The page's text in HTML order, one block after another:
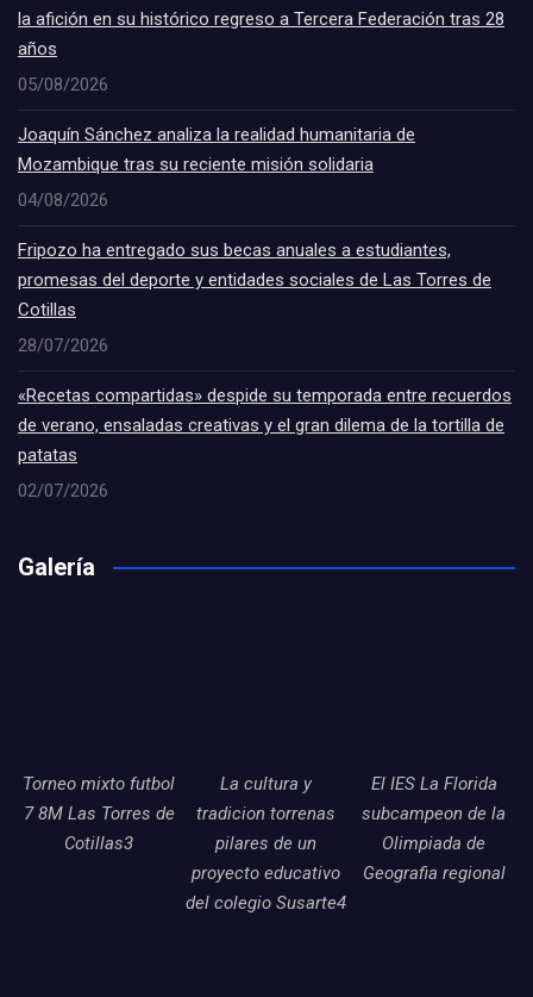
la afición en su histórico regreso a Tercera Federación tras 28
años
05/08/2026
Joaquín Sánchez analiza la realidad humanitaria de
Mozambique tras su reciente misión solidaria
04/08/2026
Fripozo ha entregado sus becas anuales a estudiantes,
promesas del deporte y entidades sociales de Las Torres de
Cotillas
28/07/2026
«Recetas compartidas» despide su temporada entre recuerdos
de verano, ensaladas creativas y el gran dilema de la tortilla de
patatas
02/07/2026
Galería
Torneo mixto futbol
7 8M Las Torres de
Cotillas3
La cultura y
tradicion torrenas
pilares de un
proyecto educativo
del colegio Susarte4
El IES La Florida
subcampeon de la
Olimpiada de
Geografia regional